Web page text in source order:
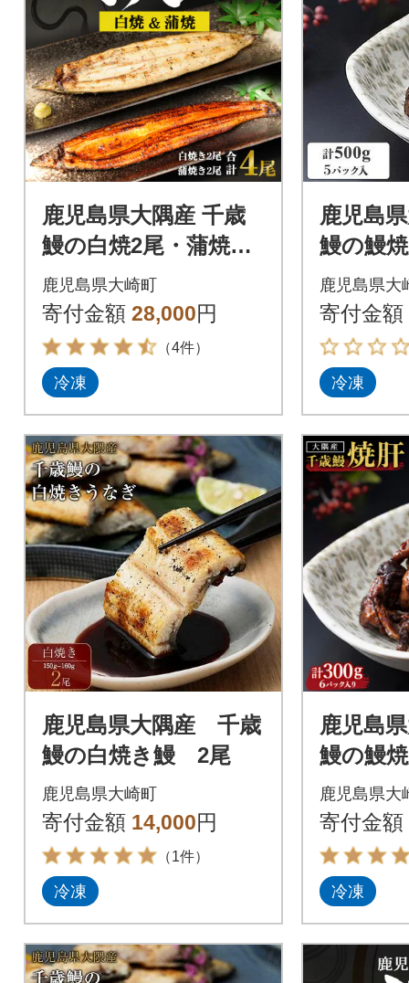
鹿児島県大隅産 千歳
鰻の白焼2尾・蒲焼き2
尾 合計4尾セット
鹿児島県大崎町
寄付金額 28,000円
（4件）
冷凍
鹿児島
鰻の鰻
ット
鹿児島県大
寄付金額
冷凍
鹿児島県大隅産 千歳
鰻の白焼き鰻 2尾
鹿児島県大崎町
寄付金額 14,000円
（1件）
冷凍
鹿児島
鰻の鰻
ット
鹿児島県大
寄付金額
冷凍